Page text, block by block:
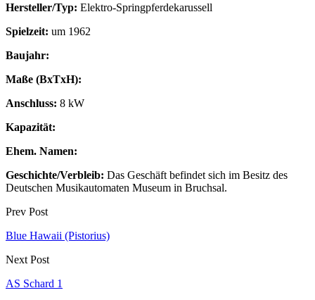
Hersteller/Typ: Elektro-Springpferdekarussell
Spielzeit: um 1962
Baujahr:
Maße (BxTxH):
Anschluss: 8 kW
Kapazität:
Ehem. Namen:
Geschichte/Verbleib: Das Geschäft befindet sich im Besitz des
Deutschen Musikautomaten Museum in Bruchsal.
Prev Post
Blue Hawaii (Pistorius)
Next Post
AS Schard 1